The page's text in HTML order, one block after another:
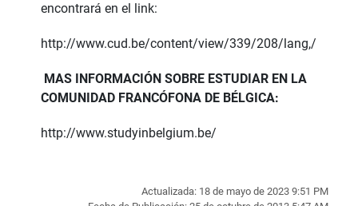
encontrará en el link:
http://www.cud.be/content/view/339/208/lang,/
MAS INFORMACIÓN SOBRE ESTUDIAR EN LA
COMUNIDAD FRANCÓFONA DE BÉLGICA:
http://www.studyinbelgium.be/
Actualizada: 18 de mayo de 2023 9:51 PM